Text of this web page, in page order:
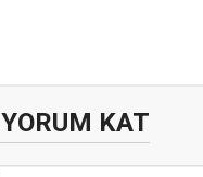
YORUM KAT